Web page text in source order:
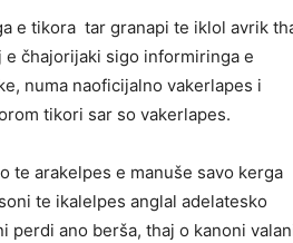
e tikora tar granapi te iklol avrik
e čhajorijaki sigo informiringa e
numa naoficijalno vakerlapes i
tikori sar so vakerlapes.
te arakelpes e manuše savo kerga
te ikalelpes anglal adelatesko
perdi ano berša, thaj o kanoni